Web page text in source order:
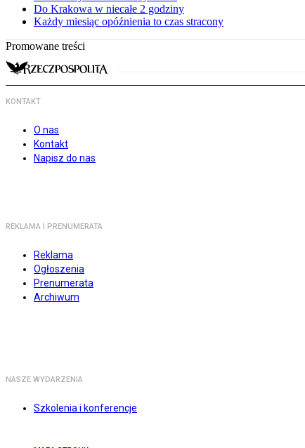
Do Krakowa w niecałe 2 godziny
Każdy miesiąc opóźnienia to czas stracony
Promowane treści
KONTAKT
O nas
Kontakt
Napisz do nas
REKLAMA I PRENUMERATA
Reklama
Ogłoszenia
Prenumerata
Archiwum
NASZE WYDARZENIA
Szkolenia i konferencje